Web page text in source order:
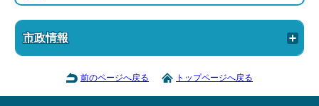
市政情報
前のページへ戻る トップページへ戻る